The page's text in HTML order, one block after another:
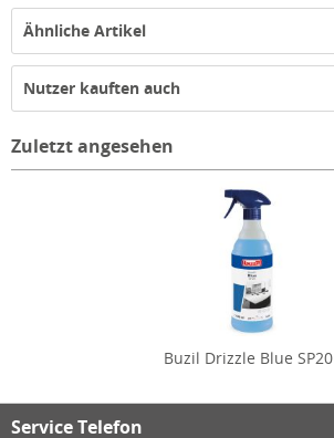
Ähnliche Artikel
Nutzer kauften auch
Zuletzt angesehen
Buzil Drizzle Blue SP20
Service Telefon